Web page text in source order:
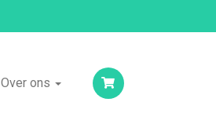
Over ons